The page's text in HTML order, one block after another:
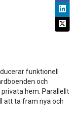
funktionell
och
hem. Parallellt
att ta fram nya och